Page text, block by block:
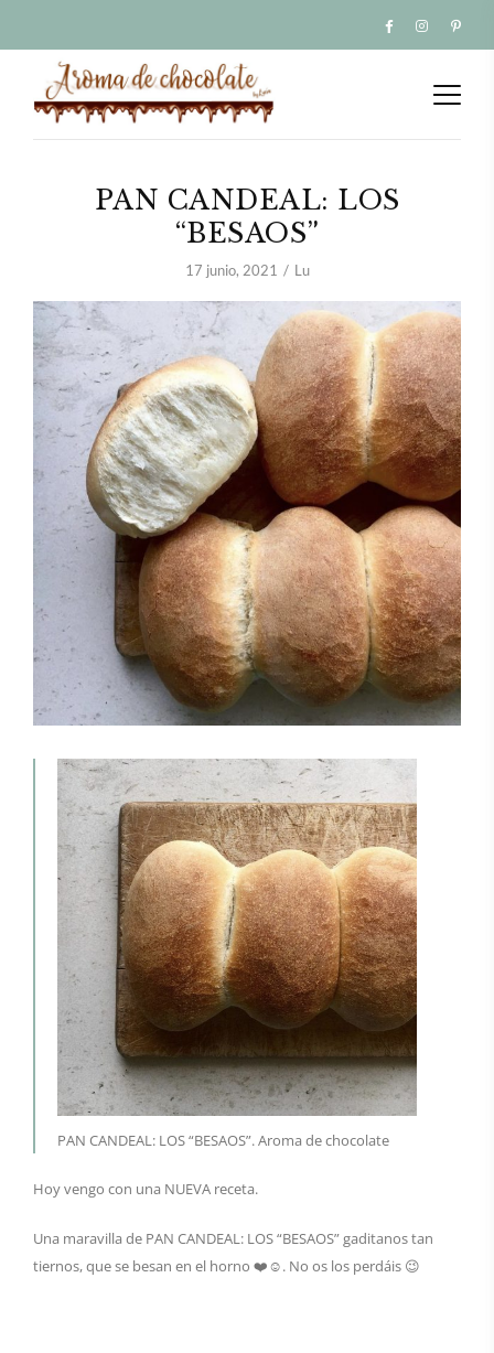
PAN CANDEAL: LOS
“BESAOS”
17 junio, 2021 Lu
PAN CANDEAL: LOS “BESAOS”. Aroma de chocolate
Hoy vengo con una NUEVA receta.
Una maravilla de PAN CANDEAL: LOS “BESAOS” gaditanos tan
tiernos, que se besan en el horno ❤️☺️. No os los perdáis 😉